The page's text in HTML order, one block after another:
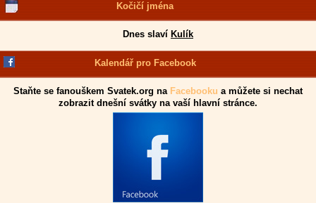
Kočičí jména
Dnes slaví Kulík
Kalendář pro Facebook
Staňte se fanouškem Svatek.org na Facebooku a můžete si nechat
zobrazit dnešní svátky na vaší hlavní stránce.